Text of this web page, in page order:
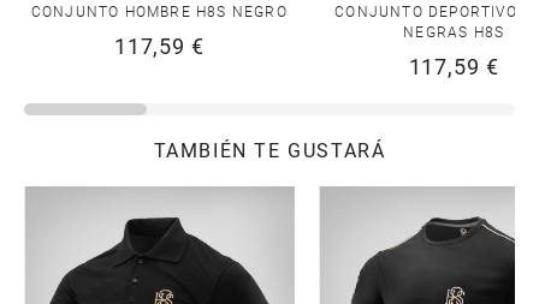
CONJUNTO HOMBRE H8S NEGRO
117,59 €
CONJUNTO DEPORTIVO
NEGRAS H8S
117,59 €
TAMBIÉN TE GUSTARÁ